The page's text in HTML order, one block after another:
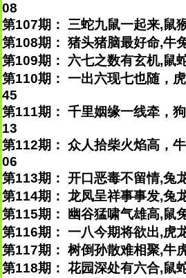
08
第107期： 三蛇九鼠一起来,鼠
第108期： 猪头猪脑最好命,牛
第109期： 六七之数有玄机,鼠
第110期： 一出六现七也随，
45
第111期： 千里姻缘一线牵，
13
第112期： 众人拾柴火焰高，
06
第113期： 开口恶毒不留情,兔
第114期： 龙凤呈祥事事发,兔
第115期： 幽谷猛啸气雄高,鼠
第116期： 一八今期将欲出,虎
第117期： 树倒孙散难相聚,牛
第118期： 花园深处有六合,鼠